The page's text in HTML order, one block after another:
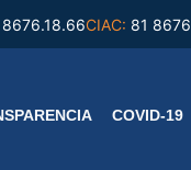
8676.18.66CIAC: 81
COVID-19